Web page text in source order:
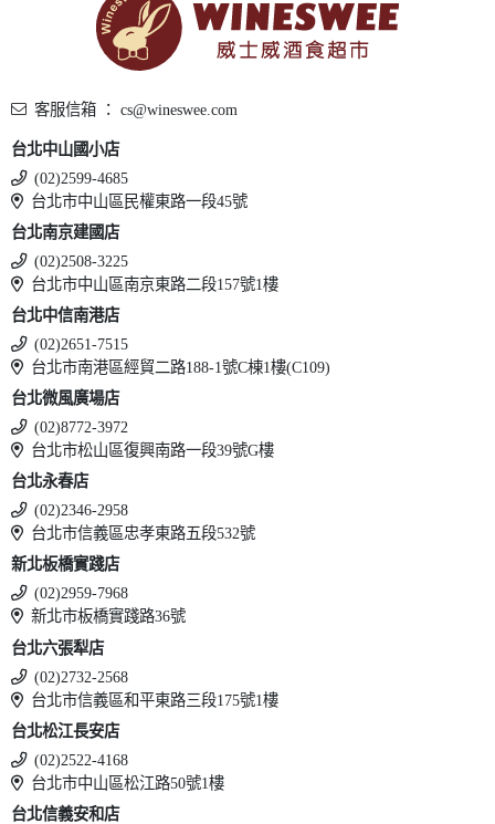
客服信箱 ： cs@wineswee.com
台北中山國小店
(02)2599-4685
台北市中山區民權東路一段45號
台北南京建國店
(02)2508-3225
台北市中山區南京東路二段157號1樓
台北中信南港店
(02)2651-7515
台北市南港區經貿二路188-1號C棟1樓(C109)
台北微風廣場店
(02)8772-3972
台北市松山區復興南路一段39號G樓
台北永春店
(02)2346-2958
台北市信義區忠孝東路五段532號
新北板橋實踐店
(02)2959-7968
新北市板橋實踐路36號
台北六張犁店
(02)2732-2568
台北市信義區和平東路三段175號1樓
台北松江長安店
(02)2522-4168
台北市中山區松江路50號1樓
台北信義安和店